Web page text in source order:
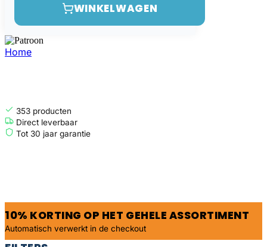
WINKELWAGEN
Home
353 producten
Direct leverbaar
Tot 30 jaar garantie
10% KORTING OP HET GEHELE ASSORTIMENT
Automatisch verwerkt in de checkout